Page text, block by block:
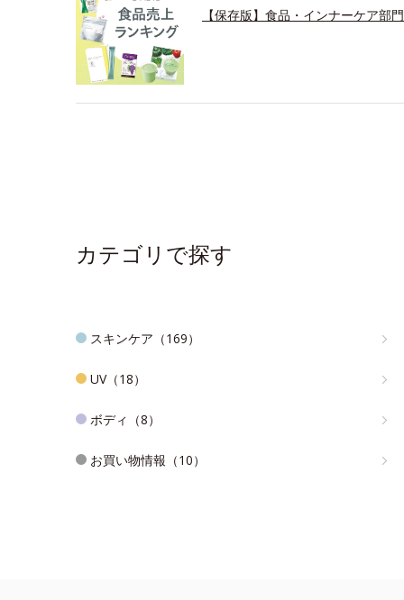
【保存版】食品・インナーケア部
カテゴリで探す
スキンケア（169）
UV（18）
ボディ（8）
お買い物情報（10）